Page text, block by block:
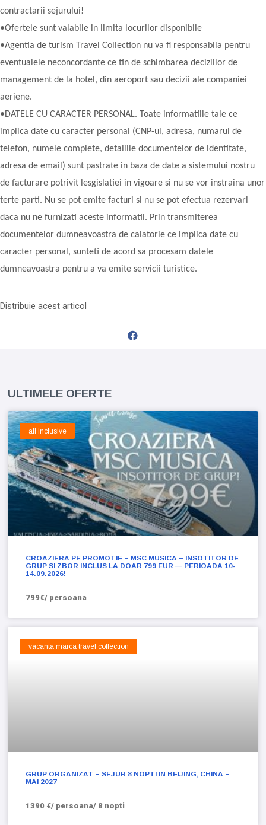
contractarii sejurului!
•Ofertele sunt valabile in limita locurilor disponibile
•Agentia de turism Travel Collection nu va fi responsabila pentru
eventualele neconcordante ce tin de schimbarea deciziilor de
management de la hotel, din aeroport sau decizii ale companiei
aeriene.
•DATELE CU CARACTER PERSONAL. Toate informatiile tale ce
implica date cu caracter personal (CNP-ul, adresa, numarul de
telefon, numele complete, detaliile documentelor de identitate,
adresa de email) sunt pastrate in baza de date a sistemului nostru
de facturare potrivit lesgislatiei in vigoare si nu se vor instraina unor
terte parti. Nu se pot emite facturi si nu se pot efectua rezervari
daca nu ne furnizati aceste informatii. Prin transmiterea
documentelor dumneavoastra de calatorie ce implica date cu
caracter personal, sunteti de acord sa procesam datele
dumneavoastra pentru a va emite servicii turistice.
Distribuie acest articol
ULTIMELE OFERTE
all inclusive
CROAZIERA PE PROMOTIE – MSC MUSICA – INSOTITOR DE
GRUP SI ZBOR INCLUS LA DOAR 799 EUR — PERIOADA 10-
14.09.2026!
799€/ persoana
vacanta marca travel collection
GRUP ORGANIZAT – SEJUR 8 NOPTI IN BEIJING, CHINA –
MAI 2027
1390 €/ persoana/ 8 nopti